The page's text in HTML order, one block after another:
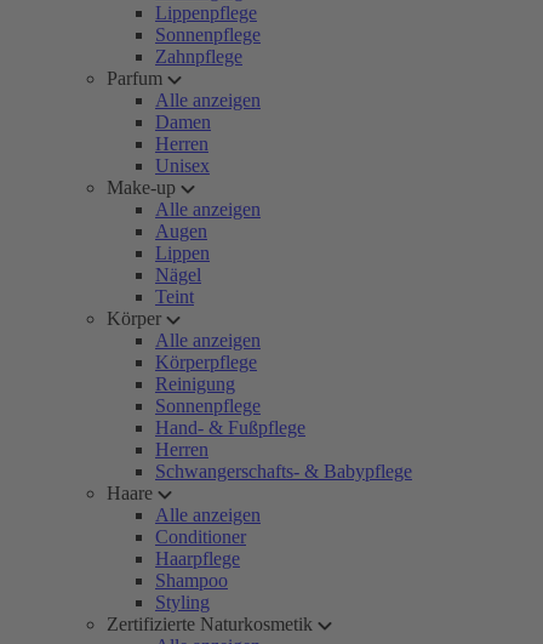
Lippenpflege
Sonnenpflege
Zahnpflege
Parfum
Alle anzeigen
Damen
Herren
Unisex
Make-up
Alle anzeigen
Augen
Lippen
Nägel
Teint
Körper
Alle anzeigen
Körperpflege
Reinigung
Sonnenpflege
Hand- & Fußpflege
Herren
Schwangerschafts- & Babypflege
Haare
Alle anzeigen
Conditioner
Haarpflege
Shampoo
Styling
Zertifizierte Naturkosmetik